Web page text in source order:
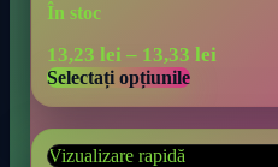
În stoc
13,23 lei – 13,33 lei
Selectați opțiunile
Vizualizare rapidă